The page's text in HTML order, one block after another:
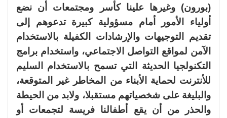
(بورون) وغيرها علينا كأسر ومجتمعات أن نضع
أولياء الأمور أمام مسؤولية كبيرة تدعوهم إلى
تقديم التوجيهات والإرشادات الكفيلة بالاستخدام
الآمن لمواقع التواصل الاجتماعي، واستخدام برامج
التكنولجيا الحديثة التي تسمح بالاستخدام السليم
للأنترنت لحماية الأبناء من المخاطر غير المتوقعة،
والبليغة على شخصياتهم مستقبلا، ولابد من الحيطة
والحذر من أن يقع أطفالنا فريسة لتجمعات أو